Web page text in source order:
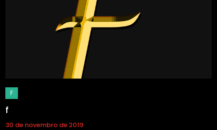
f
30 de novembro de 2019